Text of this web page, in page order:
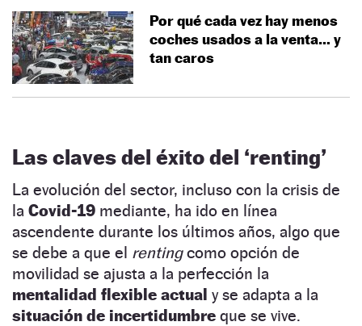
Por qué cada vez hay menos
coches usados a la venta… y
tan caros
Las claves del éxito del ‘renting’
La evolución del sector, incluso con la crisis de
la Covid-19 mediante, ha ido en línea
ascendente durante los últimos años, algo que
se debe a que el rentingcomo opción de
movilidad se ajusta a la perfección la
mentalidad flexible actual y se adapta a la
situación de incertidumbre que se vive.